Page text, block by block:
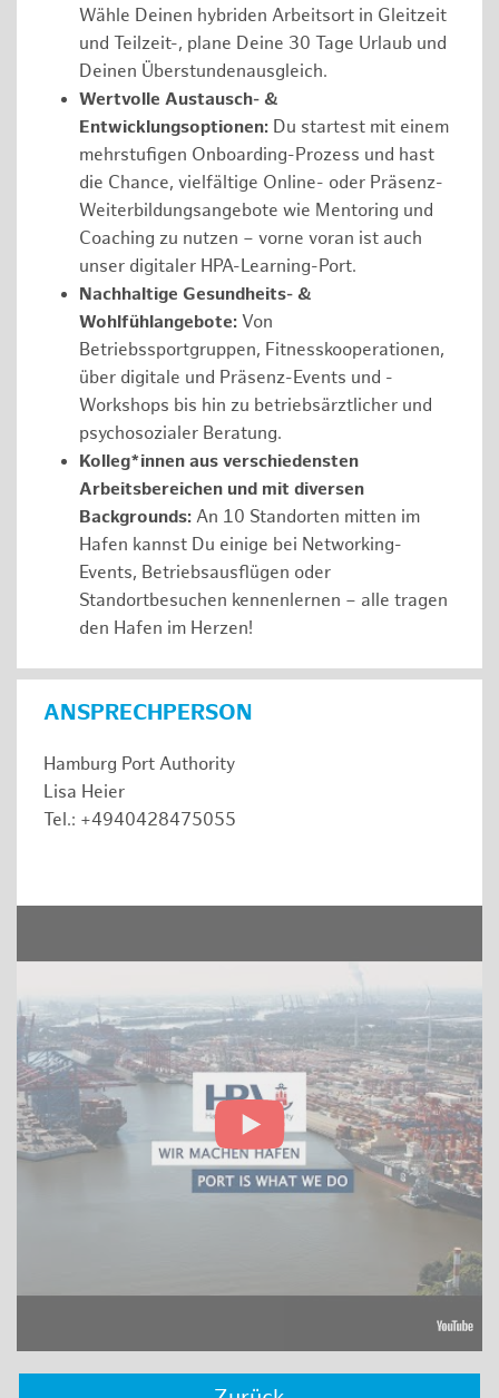
Wähle Deinen hybriden Arbeitsort in Gleitzeit
und Teilzeit-, plane Deine 30 Tage Urlaub und
Deinen Überstundenausgleich.
Wertvolle Austausch- &
Entwicklungsoptionen: Du startest mit einem
mehrstufigen Onboarding-Prozess und hast
die Chance, vielfältige Online- oder Präsenz-
Weiterbildungsangebote wie Mentoring und
Coaching zu nutzen – vorne voran ist auch
unser digitaler HPA-Learning-Port.
Nachhaltige Gesundheits- &
Wohlfühlangebote: Von
Betriebssportgruppen, Fitnesskooperationen,
über digitale und Präsenz-Events und -
Workshops bis hin zu betriebsärztlicher und
psychosozialer Beratung.
Kolleg*innen aus verschiedensten
Arbeitsbereichen und mit diversen
Backgrounds: An 10 Standorten mitten im
Hafen kannst Du einige bei Networking-
Events, Betriebsausflügen oder
Standortbesuchen kennenlernen – alle tragen
den Hafen im Herzen!
ANSPRECHPERSON
Hamburg Port Authority
Lisa Heier
Tel.: +4940428475055